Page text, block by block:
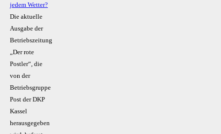
jedem Wetter?
Die aktuelle
Ausgabe der
Betriebszeitung
„Der rote
Postler“, die
von der
Betriebsgruppe
Post der DKP
Kassel
herausgegeben